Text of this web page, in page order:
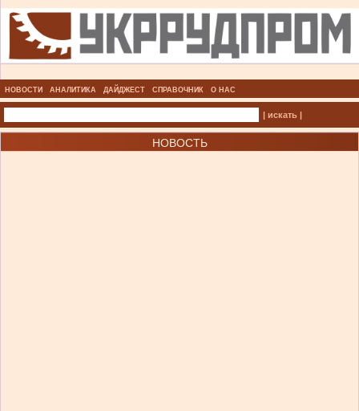
НОВОСТИ АНАЛИТИКА ДАЙДЖЕСТ СПРАВОЧНИК О НАС
| искать |
НОВОСТЬ